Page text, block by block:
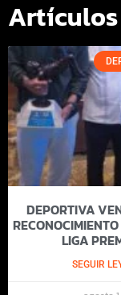
DEPORTIVA
LIGA
SEGUIR